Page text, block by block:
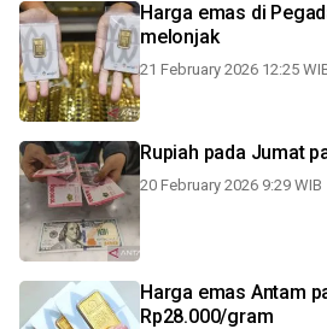
Harga emas di
melonjak
21 February 2026 12:25
Rupiah pada Jumat
20 February 2026 9:29 WIB
Harga emas Antam
Rp28.000/gram